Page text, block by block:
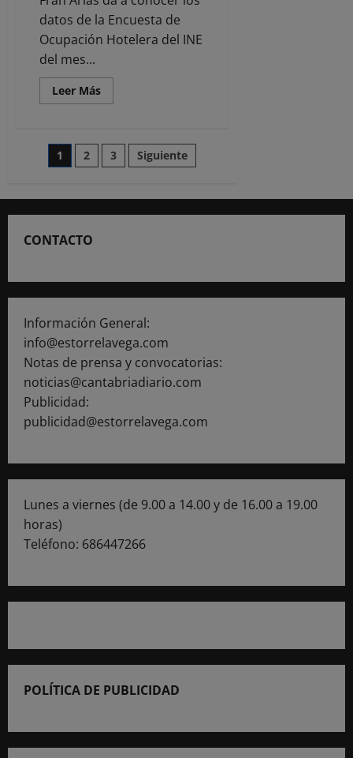
de
los
Puntos
Violeta
en
patronales
datos de la Encuesta de
Ocupación Hotelera del INE
del mes...
Leer MásLeer
más
viajeros
alojados
en
Santander
Paginación
de
entradas
1 2 3 Siguiente
CONTACTO
Información General:
info@estorrelavega.com
Notas de prensa y convocatorias:
noticias@cantabriadiario.com
Publicidad:
publicidad@estorrelavega.com
Lunes a viernes (de 9.00 a 14.00 y de 16.00 a 19.00
horas)
Teléfono: 686447266
POLÍTICA DE PUBLICIDAD